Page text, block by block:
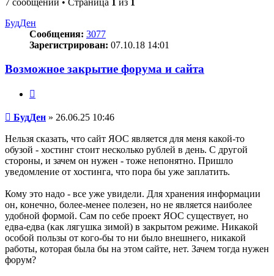
7 сообщений • Страница 1 из 1
БудДен
Сообщения: 3077
Зарегистрирован: 07.10.18 14:01
Возможное закрытие форума и сайта
Сообщение
БудДен » 26.06.25 10:46
Нельзя сказать, что сайт ЯОС является для меня какой-то
обузой - хостинг стоит несколько рублей в день. С другой
стороны, и зачем он нужен - тоже непонятно. Пришло
уведомление от хостинга, что пора бы уже заплатить.
Кому это надо - все уже увидели. Для хранения информации
он, конечно, более-менее полезен, но не является наиболее
удобной формой. Сам по себе проект ЯОС существует, но
едва-едва (как лягушка зимой) в закрытом режиме. Никакой
особой пользы от кого-бы то ни было внешнего, никакой
работы, которая была бы на этом сайте, нет. Зачем тогда нужен
форум?